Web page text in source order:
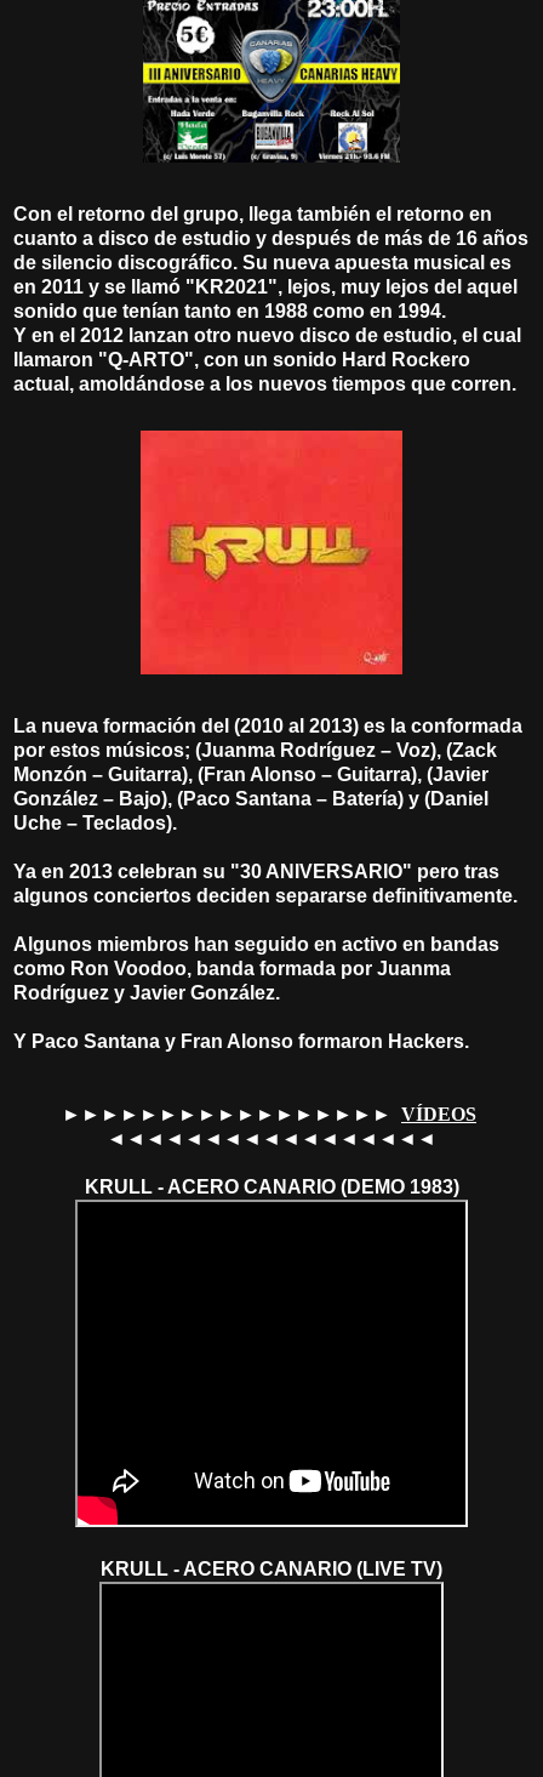
Con el retorno del grupo, llega también el retorno en
cuanto a disco de estudio y después de más de 16 años
de silencio discográfico. Su nueva apuesta musical es
en 2011 y se llamó "KR2021", lejos, muy lejos del aquel
sonido que tenían tanto en 1988 como en 1994.
Y en el 2012 lanzan otro nuevo disco de estudio, el cual
llamaron "Q-ARTO", con un sonido Hard Rockero
actual, amoldándose a los nuevos tiempos que corren.
La nueva formación del (2010 al 2013) es la conformada
por estos músicos; (Juanma Rodríguez – Voz), (Zack
Monzón – Guitarra), (Fran Alonso – Guitarra), (Javier
González – Bajo), (Paco Santana – Batería) y (Daniel
Uche – Teclados).
Ya en 2013 celebran su "30 ANIVERSARIO" pero tras
algunos conciertos deciden separarse definitivamente.
Algunos miembros han seguido en activo en bandas
como Ron Voodoo, banda formada por Juanma
Rodríguez y Javier González.
Y Paco Santana y Fran Alonso formaron Hackers.
►►►►►►►►►►►►►►►►► VÍDEOS
◄◄◄◄◄◄◄◄◄◄◄◄◄◄◄◄◄
KRULL - ACERO CANARIO (DEMO 1983)
KRULL - ACERO CANARIO (LIVE TV)